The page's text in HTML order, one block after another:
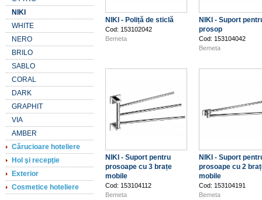
NIKI
WHITE
NERO
BRILO
SABLO
CORAL
DARK
GRAPHIT
VIA
AMBER
Cărucioare hoteliere
Hol şi recepţie
Exterior
Cosmetice hoteliere
NIKI - Poliță de sticlă
Cod: 153102042
Bemeta
NIKI - Suport
prosop
Cod: 153104042
Bemeta
NIKI - Suport pentru
prosoape cu 3 brațe
mobile
Cod: 153104112
Bemeta
NIKI - Suport
prosoape cu 2
mobile
Cod: 153104191
Bemeta